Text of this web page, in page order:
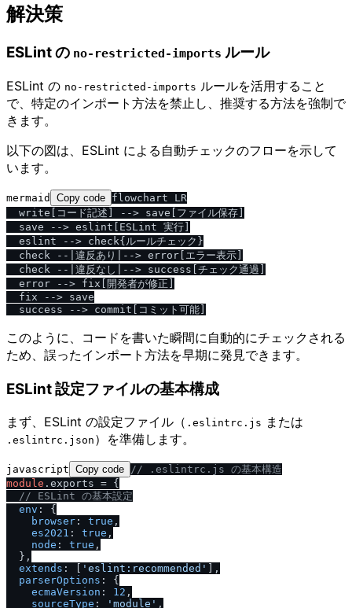
解決策
ESLint の no-restricted-imports ルール
ESLint の no-restricted-imports ルールを活用すること
で、特定のインポート方法を禁止し、推奨する方法を強制で
きます。
以下の図は、ESLint による自動チェックのフローを示して
います。
mermaid Copy code flowchart LR
  write[コード記述] --> save[ファイル保存]
  save --> eslint[ESLint 実行]
  eslint --> check{ルールチェック}
  check --|違反あり|--> error[エラー表示]
  check --|違反なし|--> success[チェック通過]
  error --> fix[開発者が修正]
  fix --> save
このように、コードを書いた瞬間に自動的にチェックされる
ため、誤ったインポート方法を早期に発見できます。
ESLint 設定ファイルの基本構成
まず、ESLint の設定ファイル（ .eslintrc.js または
.eslintrc.json ）を準備します。
javascript Copy code // .eslintrc.js の基本構造
module . exports = {
// ESLint の基本設定
env : {
browser : true ,
es2021 : true ,
node : true ,
  },
extends : [ 'eslint:recommended'
],
parserOptions : {
ecmaVersion : 12 ,
sourceType : 'module' ,